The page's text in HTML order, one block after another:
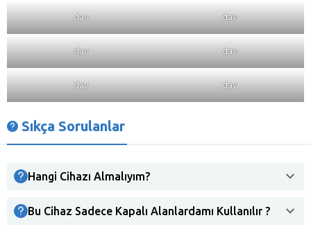
dav dav
dav dav
dav dav
Sıkça Sorulanlar
Hangi Cihazı Almalıyım?
Bu Cihaz Sadece Kapalı Alanlardamı Kullanılır ?